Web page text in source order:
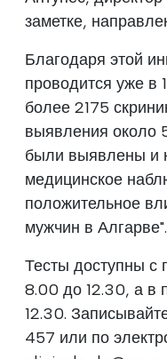
заметке,
Благодаря этой
проводится уже в
более 2175
выявления около
были выявлены и
медицинское
положительное
мужчин в Алгарве".
Тесты доступны с
8.00 до 12.30, а в
12.30.
457 или по